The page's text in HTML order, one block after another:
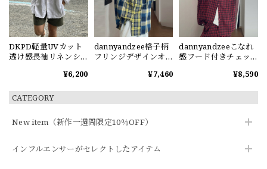
CATEGORY
New item（新作一週間限定10％OFF）
インフルエンサーがセレクトしたアイテム
DKPD軽量UVカット
透け感長袖リネンシ
¥6,200
dannyandzee格子柄
フリンジデザインオ
¥7,460
dannyandzeeこなれ
感フード付きチェッ
¥8,590